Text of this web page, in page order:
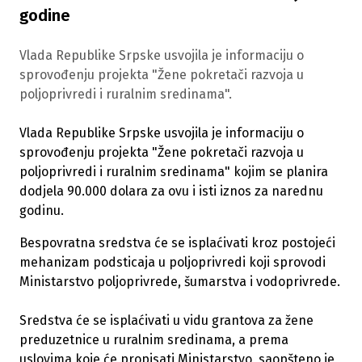
godine
Vlada Republike Srpske usvojila je informaciju o
sprovođenju projekta "Žene pokretači razvoja u
poljoprivredi i ruralnim sredinama".
Vlada Republike Srpske usvojila je informaciju o
sprovođenju projekta "Žene pokretači razvoja u
poljoprivredi i ruralnim sredinama" kojim se planira
dodjela 90.000 dolara za ovu i isti iznos za narednu
godinu.
Bespovratna sredstva će se isplaćivati kroz postojeći
mehanizam podsticaja u poljoprivredi koji sprovodi
Ministarstvo poljoprivrede, šumarstva i vodoprivrede.
Sredstva će se isplaćivati u vidu grantova za žene
preduzetnice u ruralnim sredinama, a prema